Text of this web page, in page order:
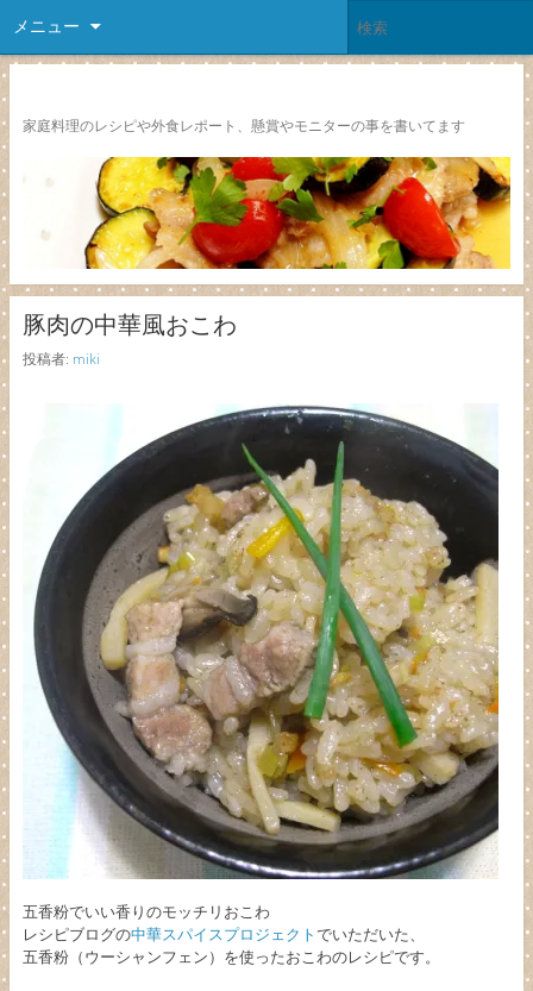
メニュー
家庭料理のレシピや外食レポート、懸賞やモニターの事を書いてます
豚肉の中華風おこわ
投稿者: miki
五香粉でいい香りのモッチリおこわ
レシピブログの中華スパイスプロジェクトでいただいた、
五香粉（ウーシャンフェン）を使ったおこわのレシピです。